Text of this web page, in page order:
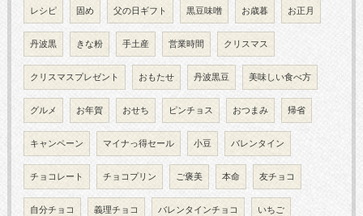
レシピ 固め 父の日ギフト 黒豆味噌 お歳暮 お正月
丹波黒 きな粉 手土産 営業時間 クリスマス
クリスマスプレゼント おもたせ 丹波黒豆 美味しい食べ方
グルメ お年賀 おせち ピンチョス おつまみ 帰省
キャンペーン マイナっ得セール 小豆 バレンタイン
チョコレート チョコプリン ご褒美 本命 友チョコ
自分チョコ 義理チョコ バレンタインチョコ いちご